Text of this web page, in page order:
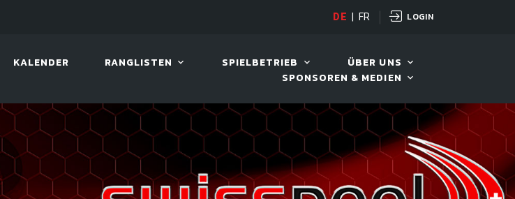
12. AUG. 2026, 19:00
DE FR LOGIN
KALENDER RANGLISTEN SPIELBETRIEB
ÜBER UNS
SPONSOREN & MEDIEN